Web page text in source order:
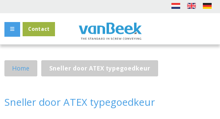
Contact
Home Sneller door ATEX typegoedkeur
Sneller door ATEX typegoedkeur